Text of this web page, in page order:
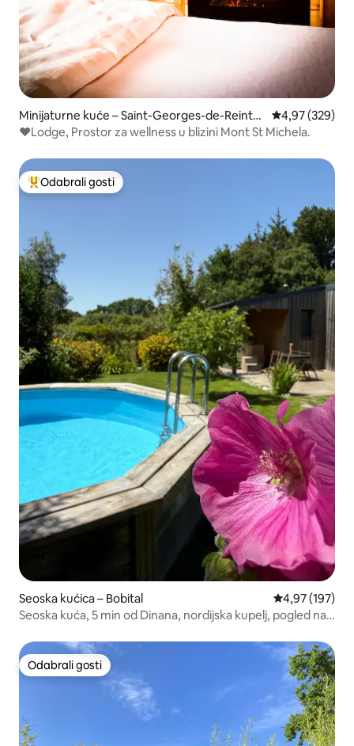
Minijaturne kuće – Saint-Georges-de-Reinte
mbault
Prosječna
4,97 (329)
❤️Lodge, Prostor za wellness u blizini Mont St Michela.
Među najviše rangiranima s oznakom „Odabrali gosti”
Odabrali gosti
Seoska kućica – Bobital Prosječna
4,97 (197)
Seoska kuća, 5 min od Dinana, nordijska kupelj, pogled na
Odabrali gosti
Odabrali gosti